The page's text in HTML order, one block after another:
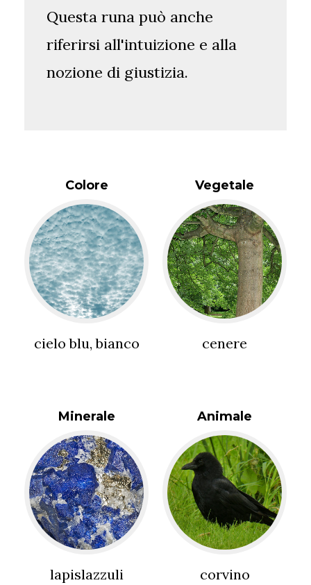
Questa runa può anche
riferirsi all'intuizione e alla
nozione di giustizia.
Colore
cielo blu, bianco
Vegetale
cenere
Minerale
lapislazzuli
Animale
corvino